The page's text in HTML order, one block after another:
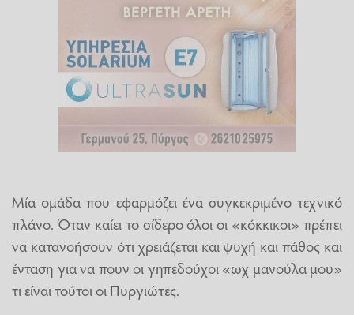
Μία ομάδα που εφαρμόζει ένα συγκεκριμένο τεχνικό
πλάνο. Όταν καίει το σίδερο όλοι οι «κόκκικοι» πρέπει
να κατανοήσουν ότι χρειάζεται και ψυχή και πάθος και
ένταση για να πουν οι γηπεδούχοι «ωχ μανούλα μου»
τι είναι τούτοι οι Πυργιώτες.